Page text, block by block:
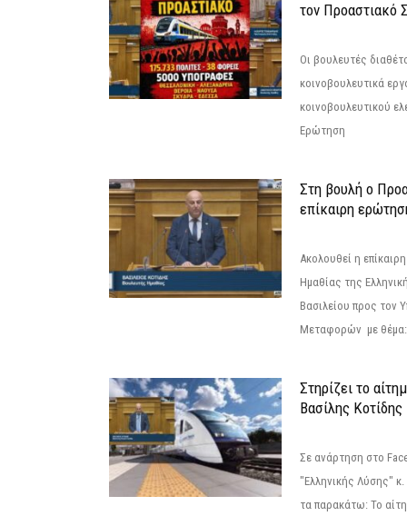
τον Προαστιακό
Οι βουλευτές
κοινοβουλευτικά
κοινοβουλευτικού
Ερώτηση
Στη βουλή ο
επίκαιρη
Ακολουθεί η
Ημαθίας της
Βασιλείου προς τον
Μεταφορών με θέμα:
Στηρίζει το
Βασίλης Κοτίδης
Σε ανάρτηση στο
"Ελληνικής Λύσης"
τα παρακάτω: Το